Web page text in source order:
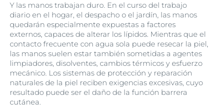
Y las manos trabajan duro. En el curso del trabajo
diario en el hogar, el despacho o el jardín, las manos
quedarán especialmente expuestas a factores
externos, capaces de alterar los lípidos. Mientras que el
contacto frecuente con agua sola puede resecar la piel,
las manos suelen estar también sometidas a agentes
limpiadores, disolventes, cambios térmicos y esfuerzo
mecánico. Los sistemas de protección y reparación
naturales de la piel reciben exigencias excesivas, cuyo
resultado puede ser el daño de la función barrera
cutánea.